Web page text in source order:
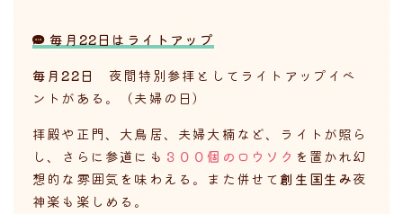
毎月22日はライトアップ
毎月22日
夜間特別参拝としてライトアップイベ
ントがある。（夫婦の日）
拝殿や正門、大鳥居、夫婦大楠など、ライトが照ら
し、さらに参道にも ３００個のロウソク を置かれ幻
想的な雰囲気を味わえる。また併せて創生国生み夜
神楽も楽しめる。